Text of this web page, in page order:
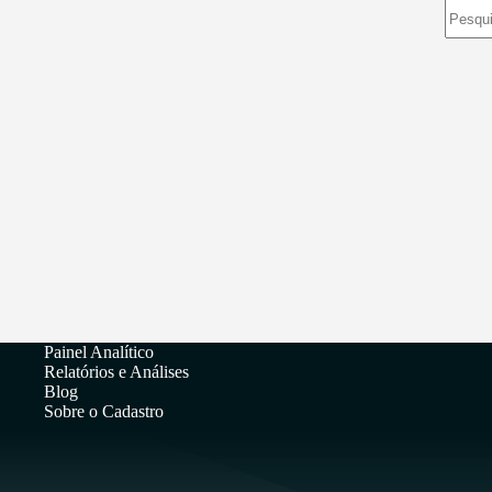
Painel Analítico
Relatórios e Análises
Blog
Sobre o Cadastro